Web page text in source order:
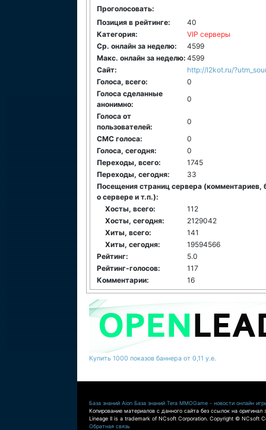
Проголосовать:
Позиция в рейтинге:
40
Категория:
VIP серверы
Ср. онлайн за неделю:
4599
Макс. онлайн за неделю: 4599
Сайт:
http://l2kot.ru/
Голоса, всего:
0
Голоса сделанные
анонимно:
0
Голоса от
пользователей:
0
СМС голоса:
0
Голоса, сегодня:
0
Переходы, всего:
1745
Переходы, сегодня:
33
Посещения страниц сервера (комментариев,
о сервере и т.п.):
Хосты, всего:
112
Хосты, сегодня:
2129042
Хиты, всего:
141
Хиты, сегодня:
19594566
Рейтинг:
5.0
Рейтинг-голосов:
117
Комментарии:
16
Купить 1000 показов баннера от 0,11 у.е.
База знаний Aion База знаний Tera MMOGame - новости онлайн
Копирование материалов с данного сайта без ссылок на оригинал
Lineage II is a trademark of NCsoft Corporation. Copyright © NCsoft
Обратная связь